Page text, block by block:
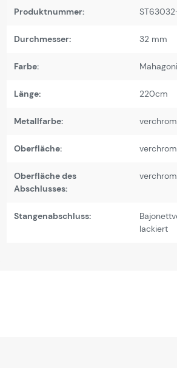
Produktnummer:
Durchmesser: 32 mm
Farbe:
Länge: 220cm
Metallfarbe:
Oberfläche:
Oberfläche des
Abschlusses:
Stangenabschluss:
lackiert